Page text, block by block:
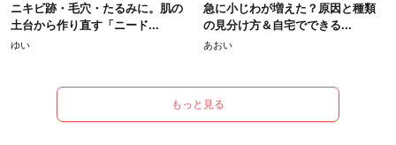
ニキビ跡・毛穴・たるみに。肌の
土台から作り直す「ニード...
ゆい
急に小じわが増えた？原因と種類
の見分け方＆自宅でできる...
あおい
もっと見る